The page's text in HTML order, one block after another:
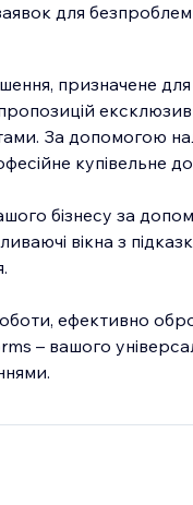
для
призначене для
За допомогою
купівельне
бізнесу за
вікна з
ефективно
– вашого